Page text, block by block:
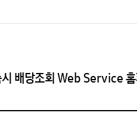
배당조회 Web Service